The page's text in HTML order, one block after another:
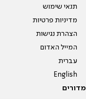
תנאי שימוש
מדיניות פרטיות
הצהרת נגישות
המייל האדום
עברית
English
מדורים